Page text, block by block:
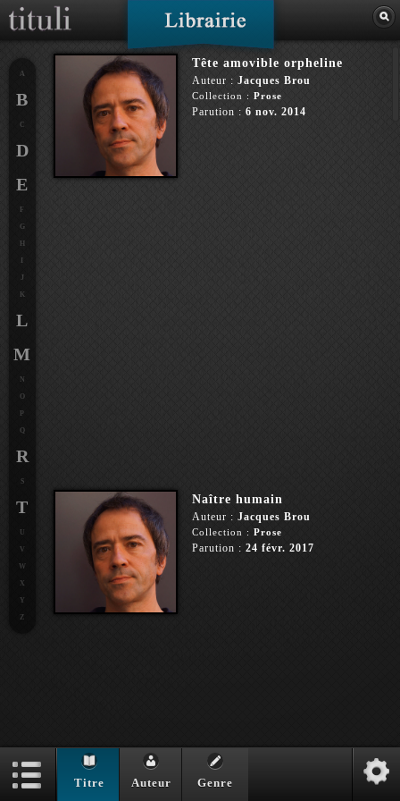
Tête amovible orpheline
Auteur : Jacques Brou
Collection : Prose
Parution : 6 nov. 2014
Naître humain
Auteur : Jacques Brou
Collection : Prose
Parution : 24 févr. 2017
A
B
C
D
E
F
G
H
J
K
L
M
N
O
P
Q
R
S
T
U
V
W
X
Y
Z
Titre Auteur Genre